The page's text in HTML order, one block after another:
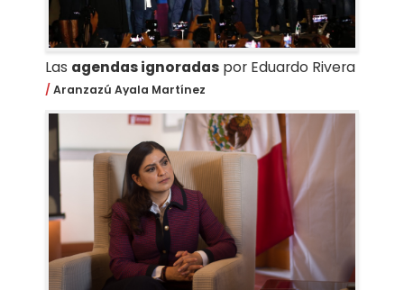
Las agendas ignoradaspor Eduardo Rivera
Aranzazú Ayala Martínez